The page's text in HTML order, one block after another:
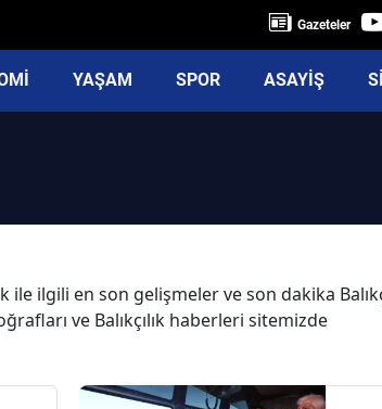
Gazeteler
YAŞAM SPOR ASAYİŞ
ilgili en son gelişmeler ve son dakika
ve Balıkçılık haberleri sitemizde